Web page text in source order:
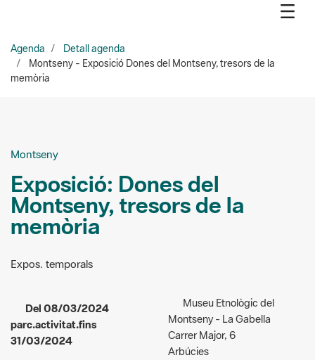
Agenda
Detall agenda
Montseny - Exposició Dones del Montseny, tresors de la
memòria
Montseny
Exposició: Dones del
Montseny, tresors de la
memòria
Expos. temporals
Del 08/03/2024
parc.activitat.fins
31/03/2024
Museu Etnològic del
Montseny - La Gabella
Carrer Major, 6
Arbúcies